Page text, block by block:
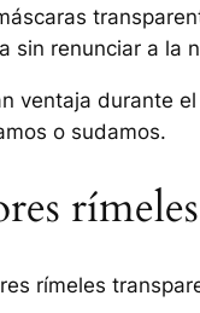
sin renunciar a la
ventaja durante
o sudamos.
rímeles